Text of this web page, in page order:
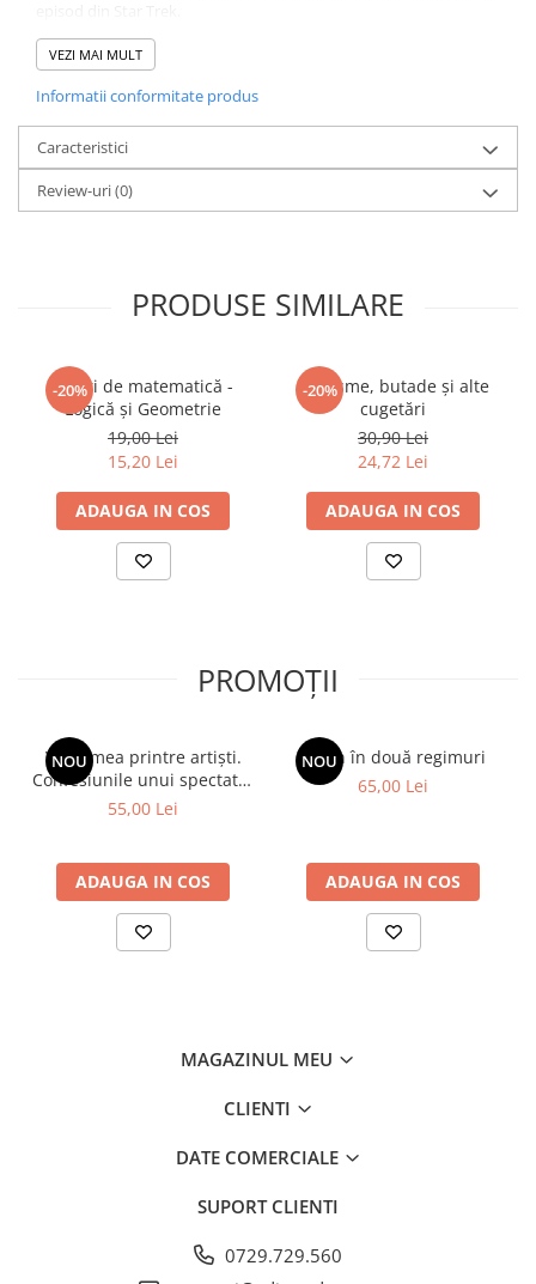
De la originile Pământului până la sfârșitul Primului Război
Mondial, Scurtă istorie a lumii cuprinde o relatare a evoluției vieții
neolitică, ascensiunea iudaismului, epoca de aur a Atenei, viața lui
Hristos, ascensiunea Islamului și descoperirea Americii.
O carte extraordinară de cultură generală, scrisă într-un mod
alert și plăcut, care trece în revistă cele mai importante momente
din istoria lumii.
VEZI MAI MULT
Informatii conformitate produs
Caracteristici
Review-uri(0)
PRODUSE SIMILARE
-20%
Jocuri de matematică -
Logică și Geometrie
19,00 Lei
15,20 Lei
ADAUGA IN COS
-20%
Aforisme, butade și alte
cugetări
30,90 Lei
24,72 Lei
ADAUGA IN COS
PROMOȚII
NOU
Viața mea printre artiști.
Confesiunile unui spectator
fidel
55,00 Lei
ADAUGA IN COS
NOU
Spion în două regimuri
65,00 Lei
ADAUGA IN COS
MAGAZINUL MEU
CLIENTI
DATE COMERCIALE
SUPORT CLIENTI
0729.729.560